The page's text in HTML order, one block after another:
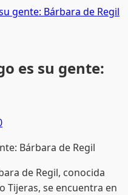
gente: Bárbara de Regil
es su gente:
Bárbara de Regil
de Regil, conocida
Tijeras, se encuentra en